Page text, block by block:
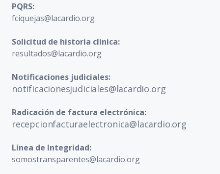
PQRS:
fciquejas@lacardio.org
Solicitud de historia clínica:
resultados@lacardio.org
Notificaciones judiciales:
notificacionesjudiciales@lacardio.org
Radicación de factura electrónica:
recepcionfacturaelectronica@lacardio.org
Línea de Integridad:
somostransparentes@lacardio.org